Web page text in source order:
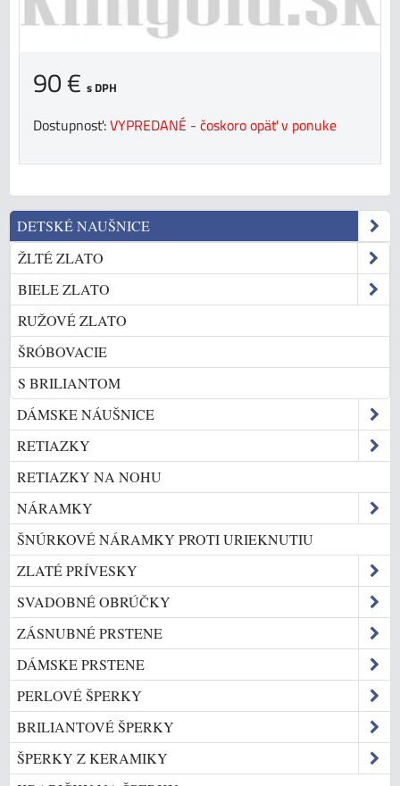
90 € s DPH
Dostupnosť:VYPREDANÉ - čoskoro opäť v ponuke
DETSKÉ NAUŠNICE
ŽLTÉ ZLATO
BIELE ZLATO
RUŽOVÉ ZLATO
ŠRÓBOVACIE
S BRILIANTOM
DÁMSKE NÁUŠNICE
RETIAZKY
RETIAZKY NA NOHU
NÁRAMKY
ŠNÚRKOVÉ NÁRAMKY PROTI URIEKNUTIU
ZLATÉ PRÍVESKY
SVADOBNÉ OBRÚČKY
ZÁSNUBNÉ PRSTENE
DÁMSKE PRSTENE
PERLOVÉ ŠPERKY
BRILIANTOVÉ ŠPERKY
ŠPERKY Z KERAMIKY